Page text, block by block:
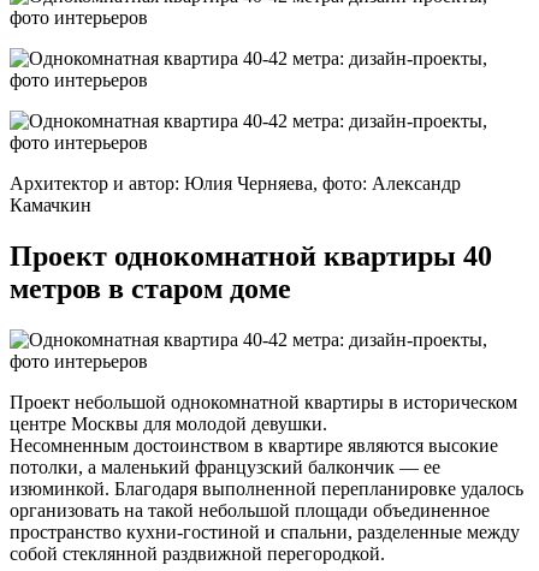
Архитектор и автор: Юлия Черняева, фото: Александр
Камачкин
Проект однокомнатной квартиры 40
метров в старом доме
Проект небольшой однокомнатной квартиры в историческом
центре Москвы для молодой девушки.
Несомненным достоинством в квартире являются высокие
потолки, а маленький французский балкончик — ее
изюминкой. Благодаря выполненной перепланировке удалось
организовать на такой небольшой площади объединенное
пространство кухни-гостиной и спальни, разделенные между
собой стеклянной раздвижной перегородкой.